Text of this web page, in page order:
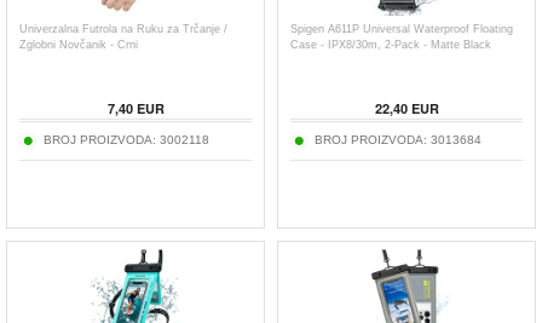
Univerzalna Futrola na Ruku za Trčanje /
Zglobni Novčanik - Crni
7,40EUR
BROJ PROIZVODA: 3002118
Spigen A611P Universal Waterproof Floating
Case - IPX8/30m, 2-Pack - Matte Black
22,40EUR
BROJ PROIZVODA: 3013684